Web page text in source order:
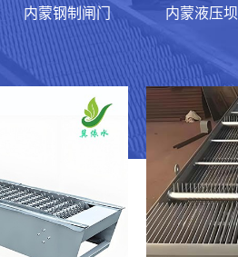
内蒙钢制闸门 内蒙液压坝